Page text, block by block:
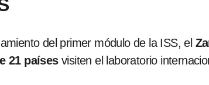
del primer módulo de la ISS, el
21 paísesvisiten el laboratorio